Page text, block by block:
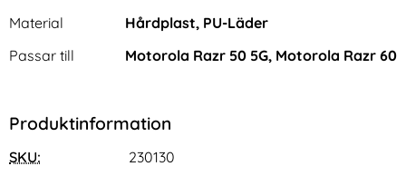
Material
Hårdplast, PU-Läder
Passar till
Motorola Razr 50 5G, Motorola Razr 60
Produktinformation
SKU: 230130